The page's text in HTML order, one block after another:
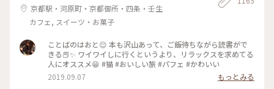
京都駅・河原町・京都御所・四条・壬生
カフェ, スイーツ・お菓子
ことばのはおと😌 本も沢山あって、ご飯待ちながら読書がで
きる📕✨ ワイワイしに行くというより、リラックスを求めてる
人にオススメ😁 #猫 #おいしい旅 #パフェ #かわいい
2019.09.07
もっとみる